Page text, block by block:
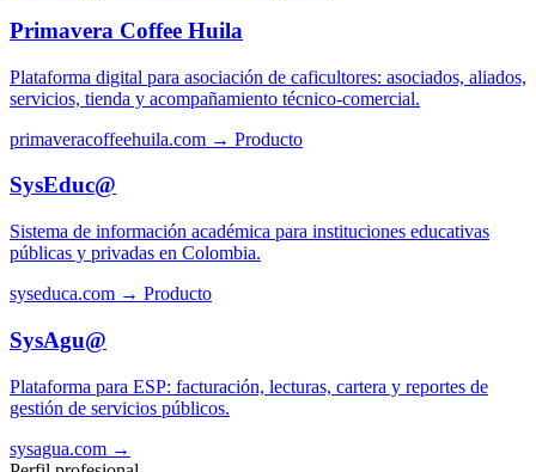
Primavera Coffee Huila
Plataforma digital para asociación de caficultores: asociados, aliados,
servicios, tienda y acompañamiento técnico-comercial.
primaveracoffeehuila.com → Producto
SysEduc@
Sistema de información académica para instituciones educativas
públicas y privadas en Colombia.
syseduca.com → Producto
SysAgu@
Plataforma para ESP: facturación, lecturas, cartera y reportes de
gestión de servicios públicos.
sysagua.com →